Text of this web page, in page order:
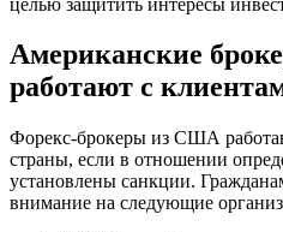
Американские
работают с
Форекс-брокеры из США
страны, если в отношении
установлены санкции.
внимание на следующие